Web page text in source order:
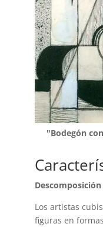
"Bodegón
Los artistas
figuras en